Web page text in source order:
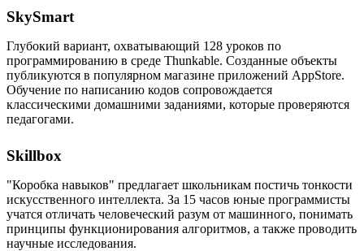
SkySmart
Глубокий вариант, охватывающий 128 уроков по
программированию в среде Thunkable. Созданные объекты
публикуются в популярном магазине приложений AppStore.
Обучение по написанию кодов сопровождается
классическими домашними заданиями, которые проверяются
педагогами.
Skillbox
"Коробка навыков" предлагает школьникам постичь тонкости
искусственного интеллекта. За 15 часов юные программисты
учатся отличать человеческий разум от машинного, понимать
принципы функционирования алгоритмов, а также проводить
научные исследования.